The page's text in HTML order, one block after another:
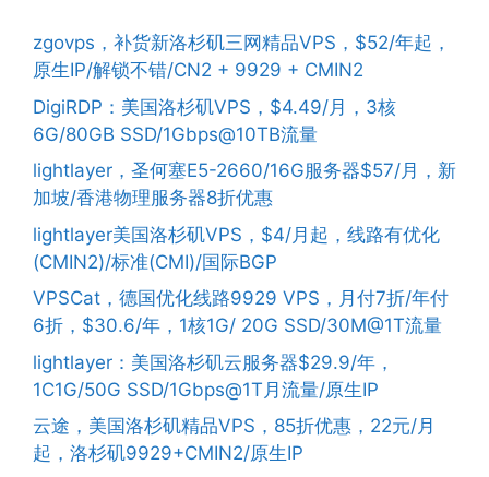
zgovps，补货新洛杉矶三网精品VPS，$52/年起，
原生IP/解锁不错/CN2 + 9929 + CMIN2
DigiRDP：美国洛杉矶VPS，$4.49/月，3核
6G/80GB SSD/1Gbps@10TB流量
lightlayer，圣何塞E5-2660/16G服务器$57/月，新
加坡/香港物理服务器8折优惠
lightlayer美国洛杉矶VPS，$4/月起，线路有优化
(CMIN2)/标准(CMI)/国际BGP
VPSCat，德国优化线路9929 VPS，月付7折/年付
6折，$30.6/年，1核1G/ 20G SSD/30M@1T流量
lightlayer：美国洛杉矶云服务器$29.9/年，
1C1G/50G SSD/1Gbps@1T月流量/原生IP
云途，美国洛杉矶精品VPS，85折优惠，22元/月
起，洛杉矶9929+CMIN2/原生IP